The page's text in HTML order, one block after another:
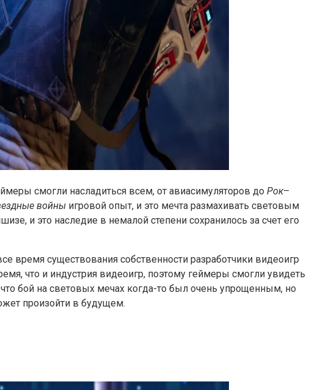
смогли насладиться всем, от авиасимуляторов до Рок–
войны игровой опыт, и это мечта размахивать световым
и это наследие в немалой степени сохранилось за счет его
время существования собственности разработчики видеоигр
что и индустрия видеоигр, поэтому геймеры смогли увидеть
бой на световых мечах когда-то был очень упрощенным, но
произойти в будущем.